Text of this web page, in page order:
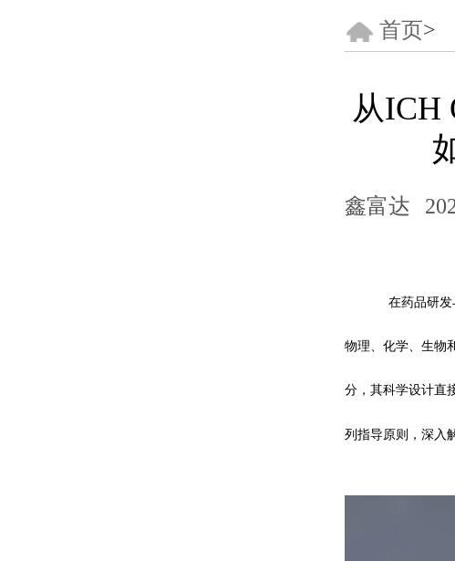
首页>
从ICH
鑫富达
在药品研
物理、化学、生物
分，其科学设计直
列指导原则，深入